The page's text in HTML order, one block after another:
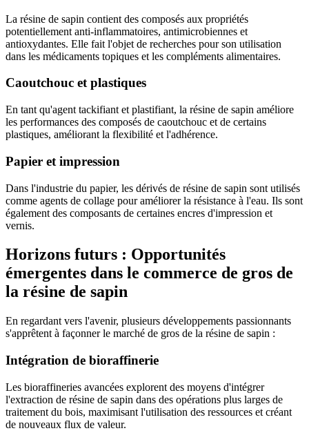
La résine de sapin contient des composés aux propriétés
potentiellement anti-inflammatoires, antimicrobiennes et
antioxydantes. Elle fait l'objet de recherches pour son utilisation
dans les médicaments topiques et les compléments alimentaires.
Caoutchouc et plastiques
En tant qu'agent tackifiant et plastifiant, la résine de sapin améliore
les performances des composés de caoutchouc et de certains
plastiques, améliorant la flexibilité et l'adhérence.
Papier et impression
Dans l'industrie du papier, les dérivés de résine de sapin sont utilisés
comme agents de collage pour améliorer la résistance à l'eau. Ils sont
également des composants de certaines encres d'impression et
vernis.
Horizons futurs : Opportunités
émergentes dans le commerce de gros de
la résine de sapin
En regardant vers l'avenir, plusieurs développements passionnants
s'apprêtent à façonner le marché de gros de la résine de sapin :
Intégration de bioraffinerie
Les bioraffineries avancées explorent des moyens d'intégrer
l'extraction de résine de sapin dans des opérations plus larges de
traitement du bois, maximisant l'utilisation des ressources et créant
de nouveaux flux de valeur.